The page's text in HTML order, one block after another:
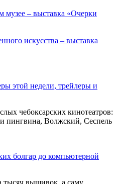
музее – выставка «Очерки
искусства – выставка
этой недели, трейлеры и
чебоксарских кинотеатров:
пингвина, Волжский, Сеспель
болгар до компьютерной
тысяч вышивок, а саму